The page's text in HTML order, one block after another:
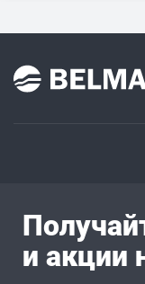
и акции